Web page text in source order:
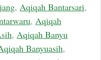
, Aqiqah Bantarsari,
, Aqiqah
, Aqiqah Banyu
Banyuasih,